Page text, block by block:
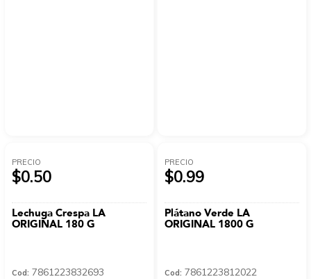
PRECIO
$0.50
Lechuga Crespa LA
ORIGINAL 180 G
Cod: 7861223832693
PRECIO
$0.99
Plátano Verde LA
ORIGINAL 1800 G
Cod: 7861223812022